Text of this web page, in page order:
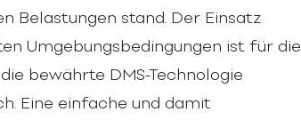
Belastungen stand. Der Einsatz
Umgebungsbedingungen ist für die
bewährte DMS-Technologie
Eine einfache und damit